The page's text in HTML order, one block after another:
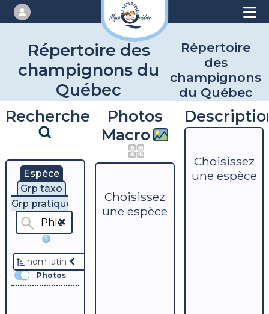
Répertoire des
champignons du
Québec
Répertoire
des
champignons
du Québec
Recherche
Espèce
Grp taxo
Grp pratique
?
nom latin
Photos
Photos
Macro
Choisissez
une espèce
Choisissez
une espèce